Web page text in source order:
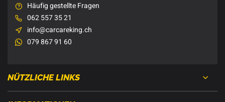
Häufig gestellte Fragen
062 557 35 21
info@carcareking.ch
079 867 91 60
NÜTZLICHE LINKS